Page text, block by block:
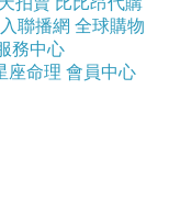
聯播網 全球購物
務中心
座命理 會員中心